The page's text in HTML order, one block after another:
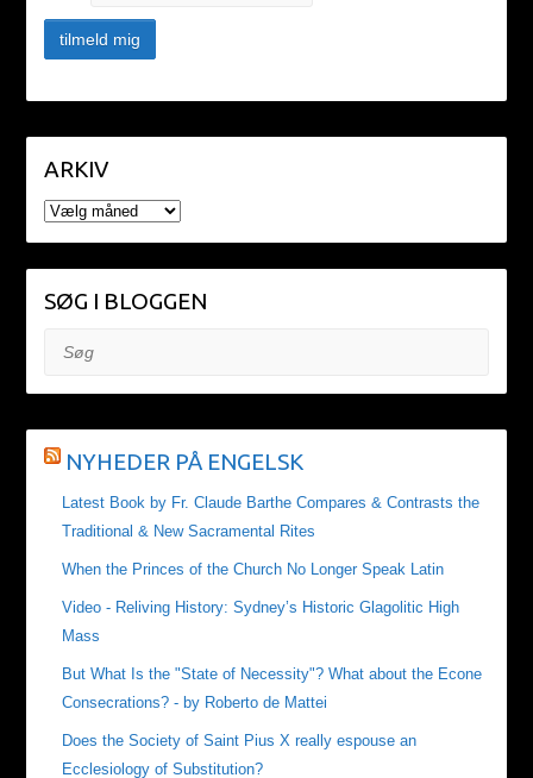
ARKIV
ARKIV
SØG I BLOGGEN
Søg
NYHEDER PÅ ENGELSK
Latest Book by Fr. Claude Barthe Compares & Contrasts the
Traditional & New Sacramental Rites
When the Princes of the Church No Longer Speak Latin
Video - Reliving History: Sydney’s Historic Glagolitic High
Mass
But What Is the "State of Necessity"? What about the Econe
Consecrations? - by Roberto de Mattei
Does the Society of Saint Pius X really espouse an
Ecclesiology of Substitution?